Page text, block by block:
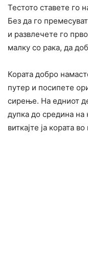
Тестото ставете го
Без да го
и развлечете го
малку со рака, да
Кората добро
путер и посипете
сирење. На едниот
дупка до средина на
виткајте ја кората